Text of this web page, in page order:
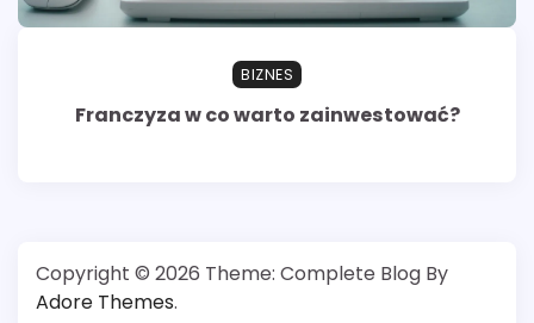
BIZNES
Franczyza w co warto zainwestować?
Copyright © 2026 Theme: Complete Blog By
Adore Themes.